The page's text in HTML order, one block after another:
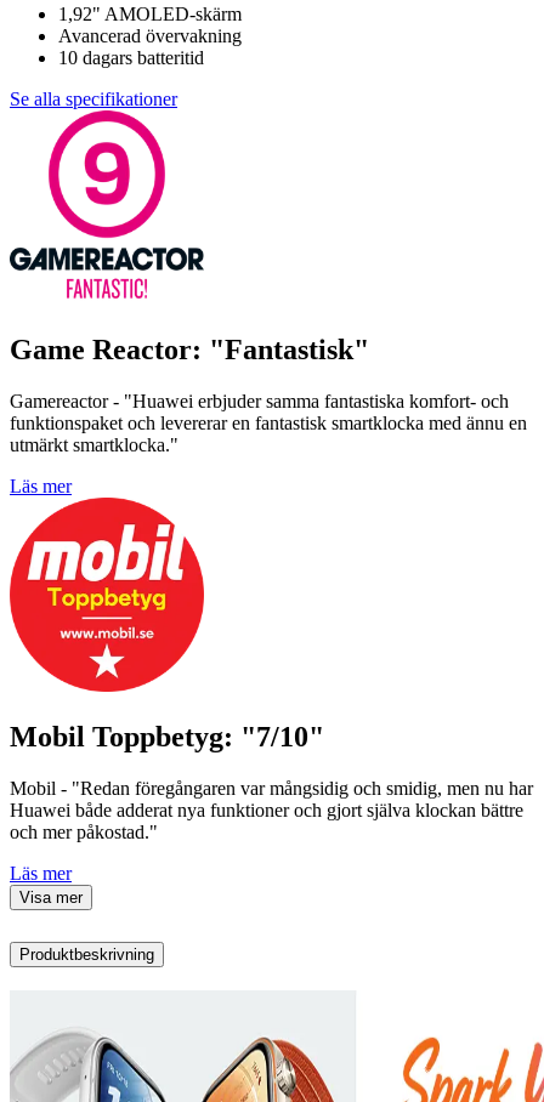
1,92" AMOLED-skärm
Avancerad övervakning
10 dagars batteritid
Se alla specifikationer
Game Reactor: "Fantastisk"
Gamereactor - "Huawei erbjuder samma fantastiska komfort- och
funktionspaket och levererar en fantastisk smartklocka med ännu en
utmärkt smartklocka."
Läs mer
Mobil Toppbetyg: "7/10"
Mobil - "Redan föregångaren var mångsidig och smidig, men nu har
Huawei både adderat nya funktioner och gjort själva klockan bättre
och mer påkostad."
Läs mer
Visa mer
Produktbeskrivning